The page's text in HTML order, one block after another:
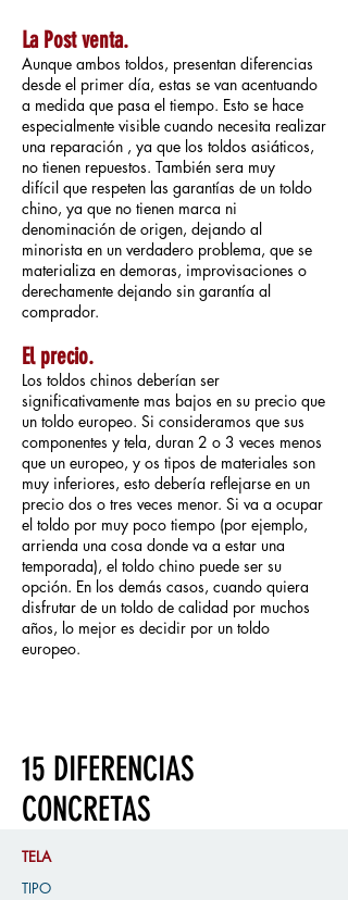
TELA
TIPO
15 DIFERENCIAS
CONCRETAS
La Post venta.
Aunque ambos toldos, presentan diferencias
desde el primer día, estas se van acentuando
a medida que pasa el tiempo. Esto se hace
especialmente visible cuando necesita realizar
una reparación , ya que los toldos asiáticos,
no tienen repuestos. También sera muy
difícil que respeten las garantías de un toldo
chino, ya que no tienen marca ni
denominación de origen, dejando al
minorista en un verdadero problema, que se
materializa en demoras, improvisaciones o
derechamente dejando sin garantía al
comprador.
El precio.
Los toldos chinos deberían ser
significativamente mas bajos en su precio que
un toldo europeo. Si consideramos que sus
componentes y tela, duran 2 o 3 veces menos
que un europeo, y os tipos de materiales son
muy inferiores, esto debería reflejarse en un
precio dos o tres veces menor. Si va a ocupar
el toldo por muy poco tiempo (por ejemplo,
arrienda una cosa donde va a estar una
temporada), el toldo chino puede ser su
opción. En los demás casos, cuando quiera
disfrutar de un toldo de calidad por muchos
años, lo mejor es decidir por un toldo
europeo.